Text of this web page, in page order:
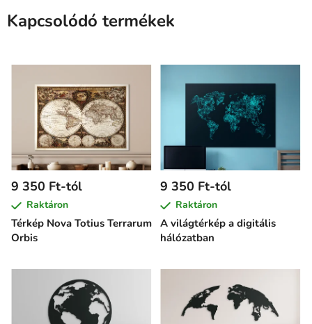
Kapcsolódó termékek
Térkép Nova Totius Terrarum
Orbis
9 350 Ft-tól
Raktáron
A világtérkép a digitális
hálózatban
9 350 Ft-tól
Raktáron